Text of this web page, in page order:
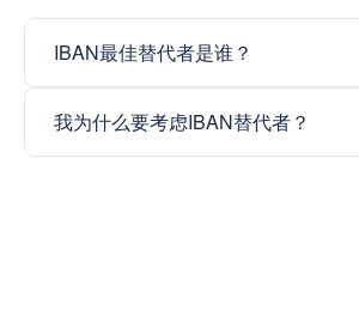
IBAN最佳替代者是谁？
我为什么要考虑IBAN替代者？